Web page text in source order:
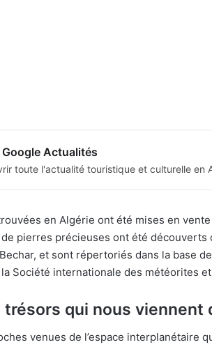
Actualités
toute l'actualité touristique et culturelle en
en Algérie ont été mises en
pierres précieuses ont été découverts
et sont répertoriés dans la base
Société internationale des météorites et
qui nous viennent
venues de l’espace interplanétaire